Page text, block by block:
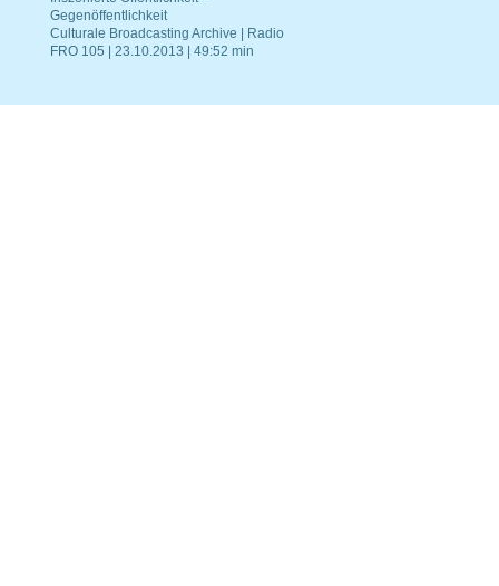
Gegenöffentlichkeit
Culturale Broadcasting Archive | Radio
FRO 105 | 23.10.2013 | 49:52 min